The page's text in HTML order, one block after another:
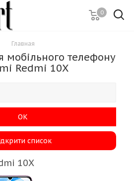
0
Главная
мобільного телефону
Redmi 10X
ОК
список
10X